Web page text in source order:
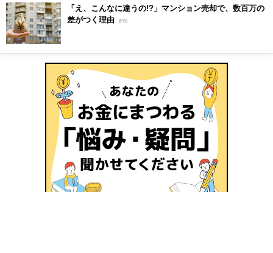
「え、こんなに違うの!?」マンション売却で、数百万の
差がつく理由 [PR]